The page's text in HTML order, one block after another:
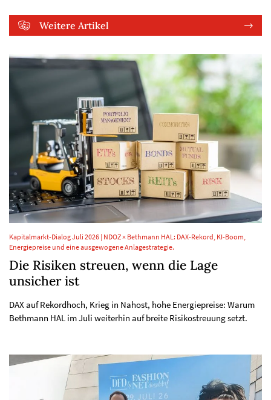
Weitere Artikel
Kapitalmarkt-Dialog Juli 2026 | NDOZ × Bethmann HAL: DAX-Rekord, KI-Boom,
Energiepreise und eine ausgewogene Anlagestrategie.
Die Risiken streuen, wenn die Lage
unsicher ist
DAX auf Rekordhoch, Krieg in Nahost, hohe Energiepreise: Warum
Bethmann HAL im Juli weiterhin auf breite Risikostreuung setzt.